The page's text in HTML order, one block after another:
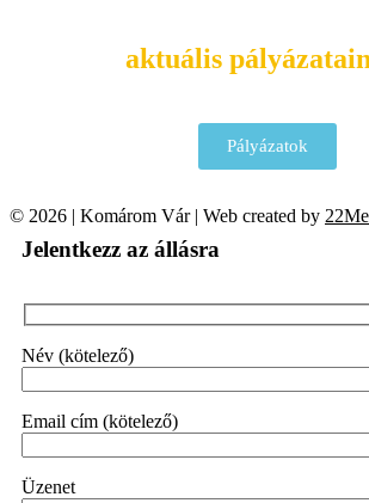
aktuális
Pályázatok
© 2026 | Komárom Vár | Web created by
Jelentkezz az állásra
Név (kötelező)
Email cím (kötelező)
Üzenet